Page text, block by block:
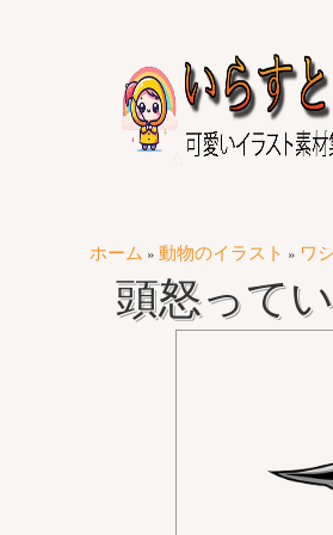
ホーム » 動物のイラスト » ワ
頭怒って